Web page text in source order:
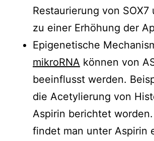
Restaurierung von SOX7
zu einer Erhöhung der
Epigenetische
mikroRNA können von
beeinflusst werden.
die Acetylierung von
Aspirin berichtet worden.
findet man unter Aspirin